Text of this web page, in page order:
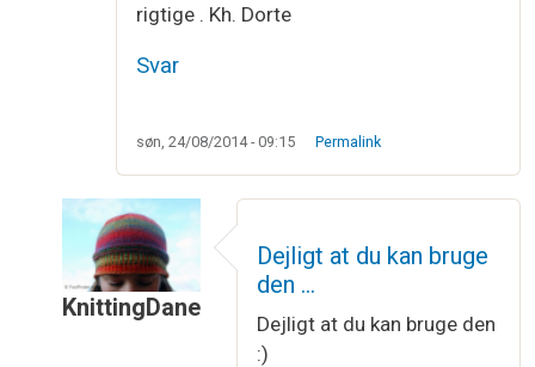
rigtige . Kh. Dorte
Svar
søn, 24/08/2014 - 09:15 Permalink
KnittingDane
strikkeordbogafdorte ettner
Dejligt at du kan bruge
den …
Dejligt at du kan bruge den
:)